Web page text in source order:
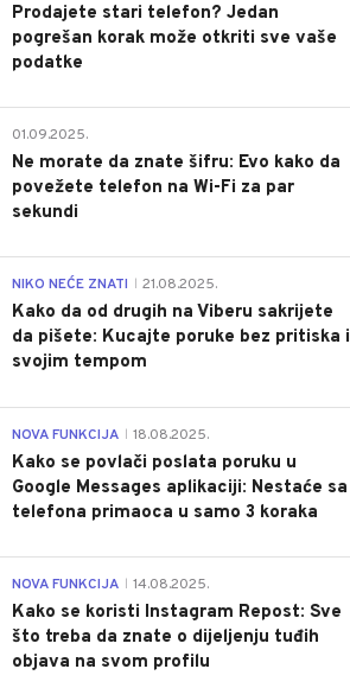
Prodajete stari telefon? Jedan
pogrešan korak može otkriti sve vaše
podatke
01.09.2025.
Ne morate da znate šifru: Evo kako da
povežete telefon na Wi-Fi za par
sekundi
NIKO NEĆE ZNATI 21.08.2025.
Kako da od drugih na Viberu sakrijete
da pišete: Kucajte poruke bez pritiska i
svojim tempom
NOVA FUNKCIJA 18.08.2025.
Kako se povlači poslata poruku u
Google Messages aplikaciji: Nestaće sa
telefona primaoca u samo 3 koraka
NOVA FUNKCIJA 14.08.2025.
Kako se koristi Instagram Repost: Sve
što treba da znate o dijeljenju tuđih
objava na svom profilu